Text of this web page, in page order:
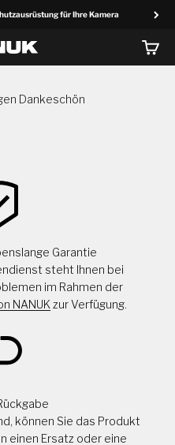
für Ihre Kamera
Dankeschön
Garantie
steht Ihnen bei
im Rahmen der
NANUK zur Verfügung.
können Sie das Produkt
einen Ersatz oder eine